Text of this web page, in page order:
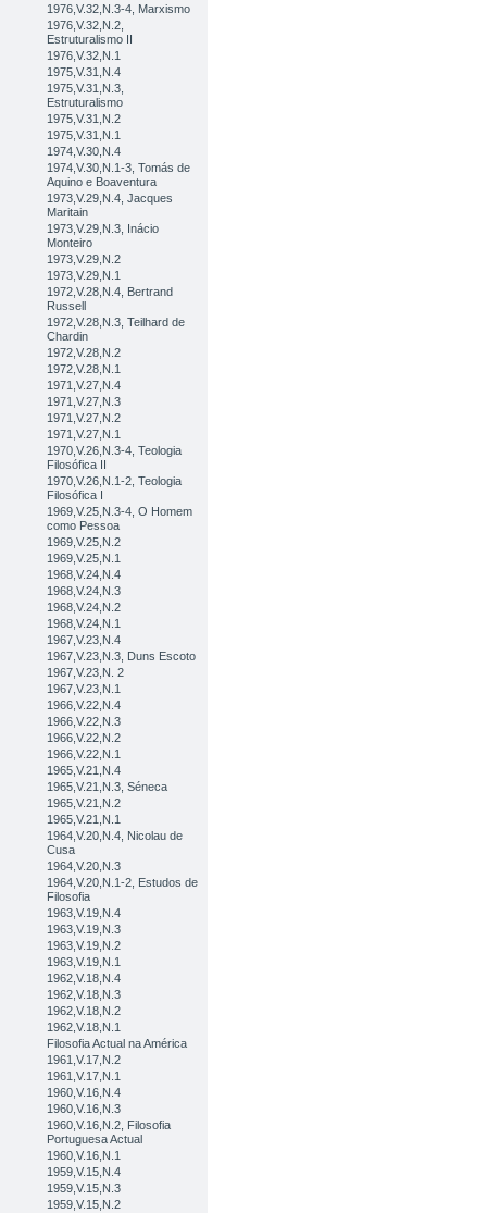
1976,V.32,N.3-4, Marxismo
1976,V.32,N.2,
Estruturalismo II
1976,V.32,N.1
1975,V.31,N.4
1975,V.31,N.3,
Estruturalismo
1975,V.31,N.2
1975,V.31,N.1
1974,V.30,N.4
1974,V.30,N.1-3, Tomás de
Aquino e Boaventura
1973,V.29,N.4, Jacques
Maritain
1973,V.29,N.3, Inácio
Monteiro
1973,V.29,N.2
1973,V.29,N.1
1972,V.28,N.4, Bertrand
Russell
1972,V.28,N.3, Teilhard de
Chardin
1972,V.28,N.2
1972,V.28,N.1
1971,V.27,N.4
1971,V.27,N.3
1971,V.27,N.2
1971,V.27,N.1
1970,V.26,N.3-4, Teologia
Filosófica II
1970,V.26,N.1-2, Teologia
Filosófica I
1969,V.25,N.3-4, O Homem
como Pessoa
1969,V.25,N.2
1969,V.25,N.1
1968,V.24,N.4
1968,V.24,N.3
1968,V.24,N.2
1968,V.24,N.1
1967,V.23,N.4
1967,V.23,N.3, Duns Escoto
1967,V.23,N. 2
1967,V.23,N.1
1966,V.22,N.4
1966,V.22,N.3
1966,V.22,N.2
1966,V.22,N.1
1965,V.21,N.4
1965,V.21,N.3, Séneca
1965,V.21,N.2
1965,V.21,N.1
1964,V.20,N.4, Nicolau de
Cusa
1964,V.20,N.3
1964,V.20,N.1-2, Estudos de
Filosofia
1963,V.19,N.4
1963,V.19,N.3
1963,V.19,N.2
1963,V.19,N.1
1962,V.18,N.4
1962,V.18,N.3
1962,V.18,N.2
1962,V.18,N.1
Filosofia Actual na América
1961,V.17,N.2
1961,V.17,N.1
1960,V.16,N.4
1960,V.16,N.3
1960,V.16,N.2, Filosofia
Portuguesa Actual
1960,V.16,N.1
1959,V.15,N.4
1959,V.15,N.3
1959,V.15,N.2